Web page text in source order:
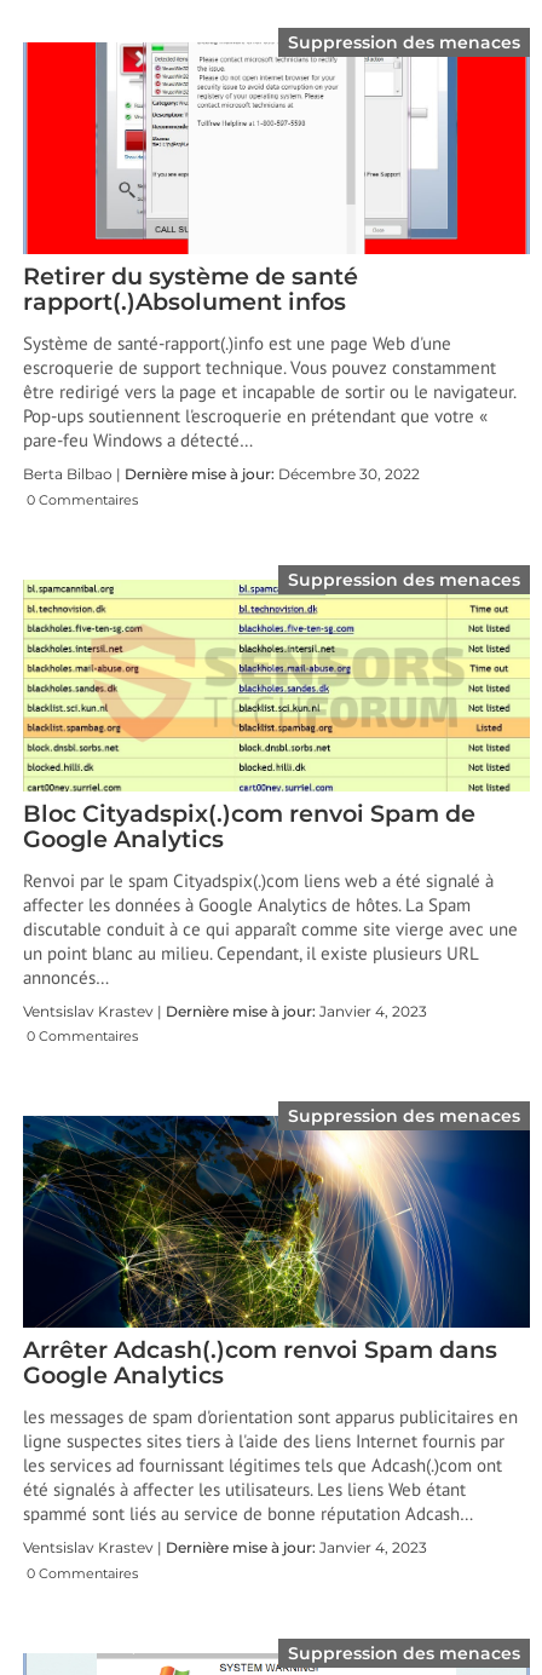
Suppression des menaces
Retirer du système de santé
rapport(.)Absolument infos
Système de santé-rapport(.)info est une page Web d'une
escroquerie de support technique. Vous pouvez constamment
être redirigé vers la page et incapable de sortir ou le navigateur.
Pop-ups soutiennent l'escroquerie en prétendant que votre «
pare-feu Windows a détecté…
Berta Bilbao | Dernière mise à jour: Décembre 30, 2022
0 Commentaires
Suppression des menaces
Bloc Cityadspix(.)com renvoi Spam de
Google Analytics
Renvoi par le spam Cityadspix(.)com liens web a été signalé à
affecter les données à Google Analytics de hôtes. La Spam
discutable conduit à ce qui apparaît comme site vierge avec une
un point blanc au milieu. Cependant, il existe plusieurs URL
annoncés…
Ventsislav Krastev | Dernière mise à jour: Janvier 4, 2023
0 Commentaires
Suppression des menaces
Arrêter Adcash(.)com renvoi Spam dans
Google Analytics
les messages de spam d'orientation sont apparus publicitaires en
ligne suspectes sites tiers à l'aide des liens Internet fournis par
les services ad fournissant légitimes tels que Adcash(.)com ont
été signalés à affecter les utilisateurs. Les liens Web étant
spammé sont liés au service de bonne réputation Adcash…
Ventsislav Krastev | Dernière mise à jour: Janvier 4, 2023
0 Commentaires
Suppression des menaces